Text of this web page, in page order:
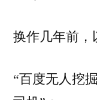
换作几年前，
“百度无人挖